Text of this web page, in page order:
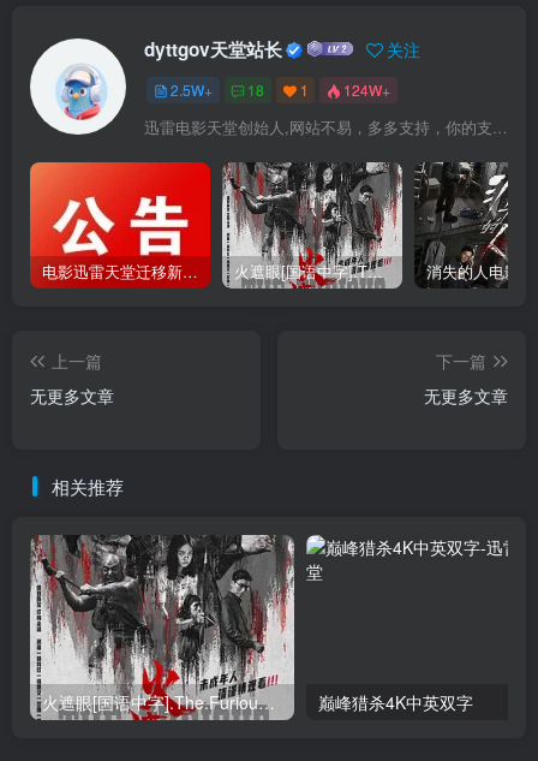
dyttgov天堂站长 关注
2.5W+ 18 1 124W+
迅雷电影天堂创始人,网站不易，多多支持，你的支持，是我前进的动力！
电影迅雷天堂迁移新服务器,正常更新，维护完毕! 火遮眼[国语中字].The.Furious.2026.1080p+2160p高清下载
上一篇
无更多文章
下一篇
无更多文章
相关推荐
火遮眼[国语中字].The.Furious.2026.1080p+2160p高清下载 巅峰猎杀4K中英双字